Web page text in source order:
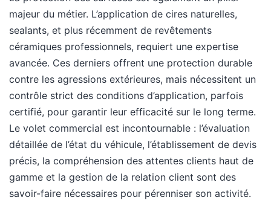
majeur du métier. L’application de cires naturelles,
sealants, et plus récemment de revêtements
céramiques professionnels, requiert une expertise
avancée. Ces derniers offrent une protection durable
contre les agressions extérieures, mais nécessitent un
contrôle strict des conditions d’application, parfois
certifié, pour garantir leur efficacité sur le long terme.
Le volet commercial est incontournable : l’évaluation
détaillée de l’état du véhicule, l’établissement de devis
précis, la compréhension des attentes clients haut de
gamme et la gestion de la relation client sont des
savoir-faire nécessaires pour pérenniser son activité.